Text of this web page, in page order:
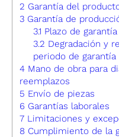
2 Garantía del
3 Garantía de
3.1 Plazo de
3.2 Degradación y
periodo de garantía
4 Mano de obra para
reemplazos
5 Envío de piezas
6 Garantías laborales
7 Limitaciones y
8 Cumplimiento de la